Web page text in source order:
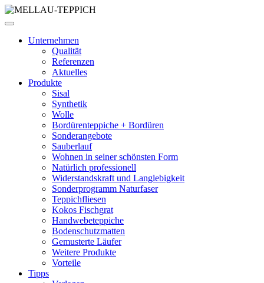
Unternehmen
Qualität
Referenzen
Aktuelles
Produkte
Sisal
Synthetik
Wolle
Bordürenteppiche + Bordüren
Sonderangebote
Sauberlauf
Wohnen in seiner schönsten Form
Natürlich professionell
Widerstandskraft und Langlebigkeit
Sonderprogramm Naturfaser
Teppichfliesen
Kokos Fischgrat
Handwebeteppiche
Bodenschutzmatten
Gemusterte Läufer
Weitere Produkte
Vorteile
Tipps